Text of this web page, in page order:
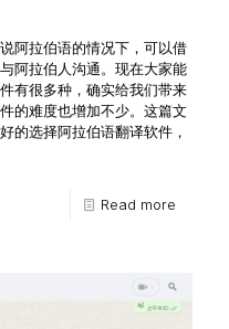
阿拉伯语的情况下，可以借
阿拉伯人沟通。现在大家能
有很多种，确实给我们带来
的难度也增加不少。这篇文
的选择阿拉伯语翻译软件，
Read more